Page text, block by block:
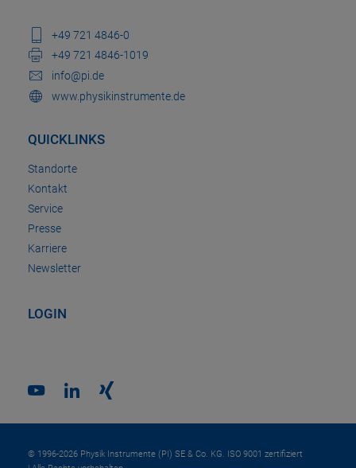
+49 721 4846-0
+49 721 4846-1019
info@pi.de
www.physikinstrumente.de
QUICKLINKS
Standorte
Kontakt
Service
Presse
Karriere
Newsletter
LOGIN
© 1996-2026 Physik Instrumente (PI) SE & Co. KG. ISO 9001 zertifiziert